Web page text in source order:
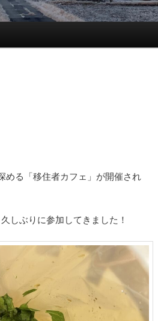
める「移住者カフェ」が開催され
しぶりに参加してきました！